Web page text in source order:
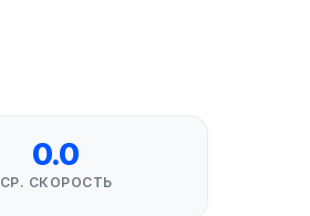
0.0
СР. СКОРОСТЬ